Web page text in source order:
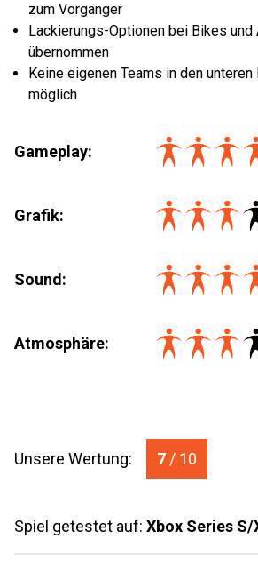
zum Vorgänger
Lackierungs-Optionen bei Bikes und
übernommen
Keine eigenen Teams in den
möglich
Gameplay:
Grafik:
Sound:
Atmosphäre:
Unsere Wertung: 7 / 10
Spiel getestet auf: Xbox Series S/